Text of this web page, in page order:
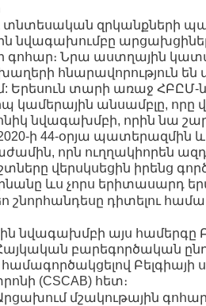
տնտեսական զրկանքների
նվագախումբը
գոհար։ Նրա աստղային
հնարավորություն են
տարի առաջ ՀԲԸՄ-ն
կամերային անսամբլը, որը
նվագախմբի, որին նա
ի 44-օրյա պատերազմին
որն ուղղակիորեն
վերսկսեցին իրենց
ևս չորս երիտասարդ
շնորհանդեսը դիտելու
նվագախմբի այս համերգը
բարեգործական
համագործակցելով Բելգիայի
(CSCAB) հետ։
մշակութային